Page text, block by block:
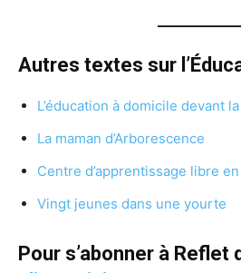
Autres textes sur
L’éducation à domicile devant
La maman d’Arborescence
Centre d’apprentissage libre
Vingt jeunes dans une yourte
Pour s’abonner à Reflet